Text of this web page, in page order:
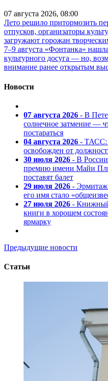
07 августа 2026, 08:00
Лето решило притормозить
отпусков, организаторы
загружают горожан
7–9 августа «Фонтанка»
культурного досуга — но,
внимание ранее открытым
Новости
07 августа 2026 - В
солнечное затмение —
постараться
04 августа 2026 - ТАСС:
освобожден от
30 июля 2026 - В
премию имени Майи
поставят балет
29 июля 2026 - Эрмитаж
его имя стало
27 июля 2026 -
книги в хорошем
ярмарку
Предыдущие новости
Статьи